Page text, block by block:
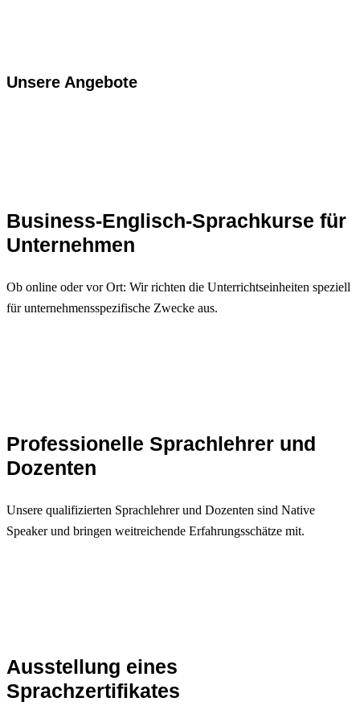
Unsere Angebote
Business-Englisch-Sprachkurse für
Unternehmen
Ob online oder vor Ort: Wir richten die Unterrichtseinheiten speziell
für unternehmensspezifische Zwecke aus.
Professionelle Sprachlehrer und
Dozenten
Unsere qualifizierten Sprachlehrer und Dozenten sind Native
Speaker und bringen weitreichende Erfahrungsschätze mit.
Ausstellung eines
Sprachzertifikates